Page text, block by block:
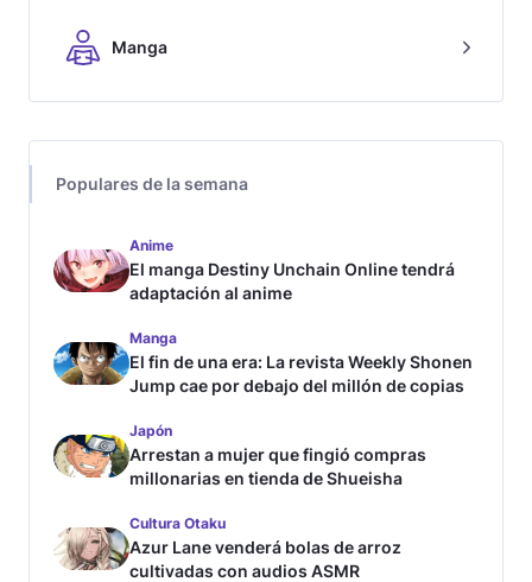
Manga
Populares de la semana
Anime
El manga Destiny Unchain Online tendrá
adaptación al anime
Manga
El fin de una era: La revista Weekly Shonen
Jump cae por debajo del millón de copias
Japón
Arrestan a mujer que fingió compras
millonarias en tienda de Shueisha
Cultura Otaku
Azur Lane venderá bolas de arroz
cultivadas con audios ASMR